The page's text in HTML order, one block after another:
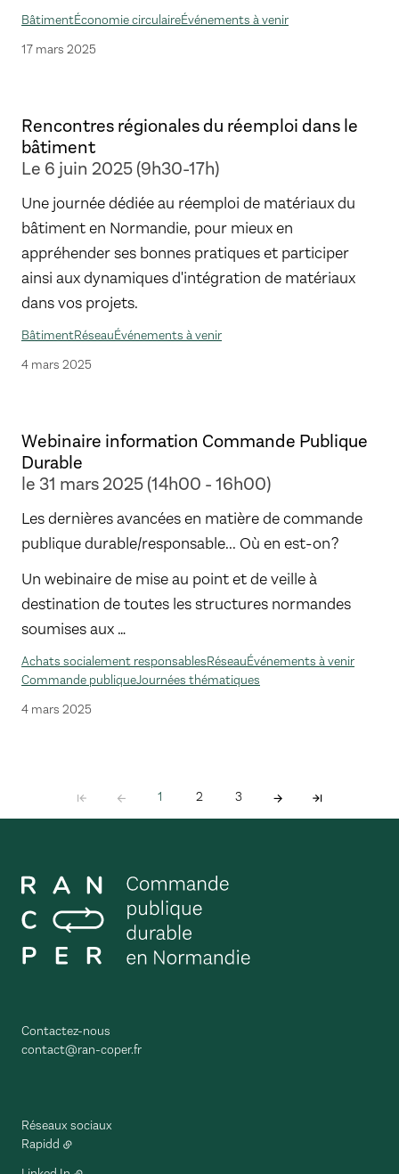
BâtimentÉconomie circulaireÉvénements à venir
17 mars 2025
Rencontres régionales du réemploi dans le
bâtiment
Le 6 juin 2025 (9h30-17h)
Une journée dédiée au réemploi de matériaux du
bâtiment en Normandie, pour mieux en
appréhender ses bonnes pratiques et participer
ainsi aux dynamiques d'intégration de matériaux
dans vos projets.
BâtimentRéseauÉvénements à venir
4 mars 2025
Webinaire information Commande Publique
Durable
le 31 mars 2025 (14h00 - 16h00)
Les dernières avancées en matière de commande
publique durable/responsable... Où en est-on ?
Un webinaire de mise au point et de veille à
destination de toutes les structures normandes
soumises aux …
Achats socialement responsablesRéseauÉvénements à venir
Commande publiqueJournées thématiques
4 mars 2025
1 2 3
Contactez-nous
contact@ran-coper.fr
Réseaux sociaux
Rapidd